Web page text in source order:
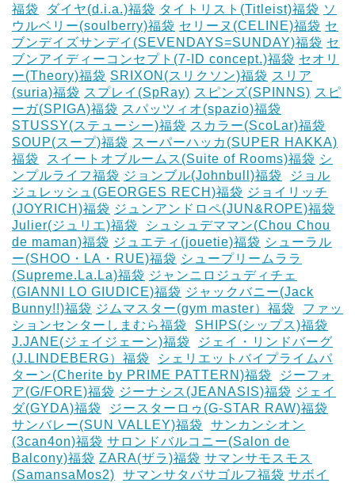
福袋
ダイヤ(d.i.a.)福袋 タイトリスト(Titleist)福袋 ソ
ウルベリー(soulberry)福袋 セリーヌ(CELINE)福袋 セ
ブンデイズサンデイ(SEVENDAYS=SUNDAY)福袋 セ
ブンアイディーコンセプト(7-ID concept.)福袋 セオリ
ー(Theory)福袋 SRIXON(スリクソン)福袋 スリア
(suria)福袋 スプレイ(SpRay) スピンズ(SPINNS) スピ
ーガ(SPIGA)福袋 スパッツィオ(spazio)福袋
STUSSY(ステューシー)福袋 スカラー(ScoLar)福袋
SOUP(スープ)福袋 スーパーハッカ(SUPER HAKKA)
福袋
スイートオブルームス(Suite of Rooms)福袋 シ
ンプルライフ福袋 ジョンブル(Johnbull)福袋
ジョル
ジュレッシュ(GEORGES RECH)福袋 ジョイリッチ
(JOYRICH)福袋 ジュンアンドロペ(JUN&ROPE)福袋
Julier(ジュリエ)福袋
シュシュデママン(Chou Chou
de maman)福袋 ジュエティ(jouetie)福袋 シューラル
ー(SHOO・LA・RUE)福袋 シュープリームララ
(Supreme.La.La)福袋 ジャンニロジュディチェ
(GIANNI LO GIUDICE)福袋 ジャックバニー(Jack
Bunny!!)福袋 ジムマスター(gym master）福袋
ファッ
ションセンターしまむら福袋
SHIPS(シップス)福袋
J.JANE(ジェイジェーン)福袋
ジェイ・リンドバーグ
(J.LINDEBERG）福袋
シェリエットバイプライムパ
ターン(Cherite by PRIME PATTERN)福袋
ジーフォ
ア(G/FORE)福袋 ジーナシス(JEANASIS)福袋 ジェイ
ダ(GYDA)福袋
ジースターロゥ(G-STAR RAW)福袋
サンバレー(SUN VALLEY)福袋
サンカンシオン
(3can4on)福袋 サロンドバルコニー(Salon de
Balcony)福袋 ZARA(ザラ)福袋 サマンサモスモス
(SamansaMos2)
サマンサタバサゴルフ福袋 サボイ